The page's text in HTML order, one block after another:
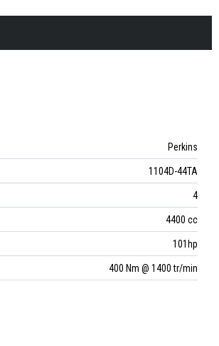
Perkins
1104D-44TA
4
4400 cc
101hp
400 Nm @ 1400 tr/min